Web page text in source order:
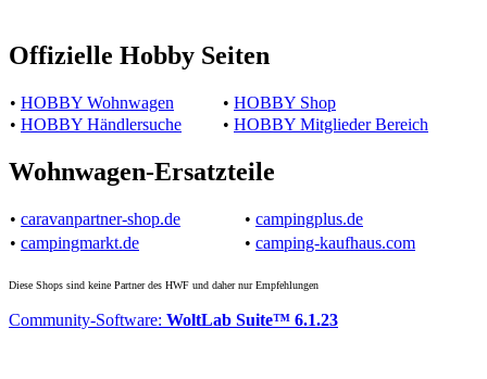
Offizielle Hobby Seiten
• HOBBY Wohnwagen • HOBBY Shop
• HOBBY Händlersuche • HOBBY Mitglieder Bereich
Wohnwagen-Ersatzteile
• caravanpartner-shop.de • campingplus.de
• campingmarkt.de • camping-kaufhaus.com
Diese Shops sind keine Partner des HWF und daher nur Empfehlungen
Community-Software: WoltLab Suite™ 6.1.23